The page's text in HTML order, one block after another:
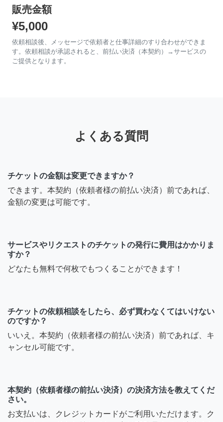
販売金額
¥5,000
依頼相談後、メッセージで依頼者と仕事詳細のすり合わせができま
す。依頼相談が承認されると、前払い決済（本契約）→サービスの
ご提供となります。
よくある質問
チケットの金額は変更できますか？
できます。本契約（依頼者様の前払い決済）前であれば、
金額の変更は可能です。
サービスやリクエストのチケットの発行に費用はかかりま
すか？
どなたも無料で何枚でもつくることができます！
チケットの依頼相談をしたら、必ず買わなくてはいけない
のですか？
いいえ。本契約（依頼者様の前払い決済）前であれば、キ
ャンセル可能です。
本契約（依頼者様の前払い決済）の決済方法を教えてくだ
さい。
お支払いは、クレジットカードがご利用いただけます。ク